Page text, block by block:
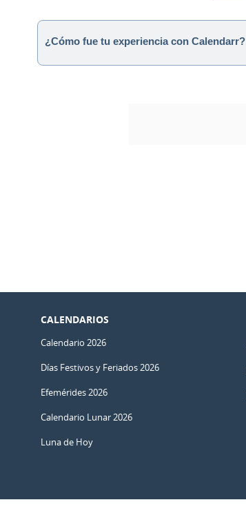
¿Cómo fue tu experiencia con Calendarr?
CALENDARIOS
Calendario 2026
Días Festivos y Feriados 2026
Efemérides 2026
Calendario Lunar 2026
Luna de Hoy